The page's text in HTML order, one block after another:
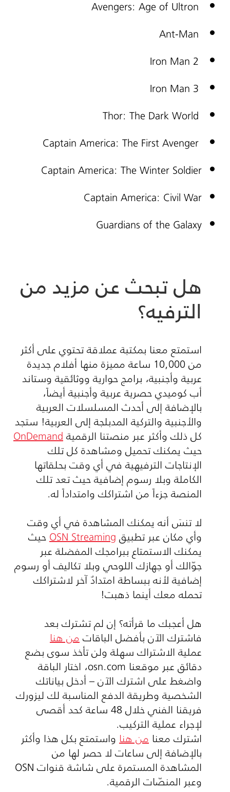
Avengers: Age of Ultron
Ant-Man
Iron Man 2
Iron Man 3
Thor: The Dark World
Captain America: The First Avenger
Captain America: The Winter Soldier
Captain America: Civil War
Guardians of the Galaxy
هل تبحث عن مزيد من
الترفيه؟
استمتع معنا بمكتبة عملاقة تحتوي على أكثر
من 10,000 ساعة مميزة منها أفلام جديدة
عربية وأجنبية، برامج حوارية ووثائقية وستاند
أب كوميدي حصرية عربية وأجنبية أيضاً،
بالإضافة إلى أحدث المسلسلات العربية
والأجنبية والتركية المدبلجة إلى العربية! ستجد
كل ذلك وأكثر عبر منصتنا الرقميةOnDemand
حيث يمكنك تحميل ومشاهدة كل تلك
الإنتاجات الترفيهية في أي وقت بحلقاتها
الكاملة وبلا رسوم إضافية حيث تعد تلك
المنصة جزءاً من اشتراكك وامتداداً له.
لا تنسَ أنه يمكنك المشاهدة في أي وقت
وأي مكان عبر تطبيقOSN Streamingحيث
يمكنك الاستمتاع ببرامجك المفضلة عبر
جوّالك أو جهازك اللوحي وبلا تكاليف أو رسوم
إضافية لأنه ببساطة امتدادٌ آخر لاشتراكك
تحمله معك أينما ذهبت!
هل أعجبك ما قرأته؟ إن لم تشترك بعد
فاشترك الآن بأفضل الباقاتمن هنا
عملية الاشتراك سهلة ولن تأخذ سوى بضع
دقائق عبر موقعنا osn.com، اختار الباقة
واضغط على اشترك الآن – أدخل بياناتك
الشخصية وطريقة الدفع المناسبة لك ليزورك
فريقنا الفني خلال 48 ساعة كحد أقصى
لإجراء عملية التركيب.
اشترك معنا من هناواستمتع بكل هذا وأكثر
بالإضافة إلى ساعات لا حصر لها من
المشاهدة المستمرة على شاشة قنواتOSN
وعبر المنصّات الرقمية.